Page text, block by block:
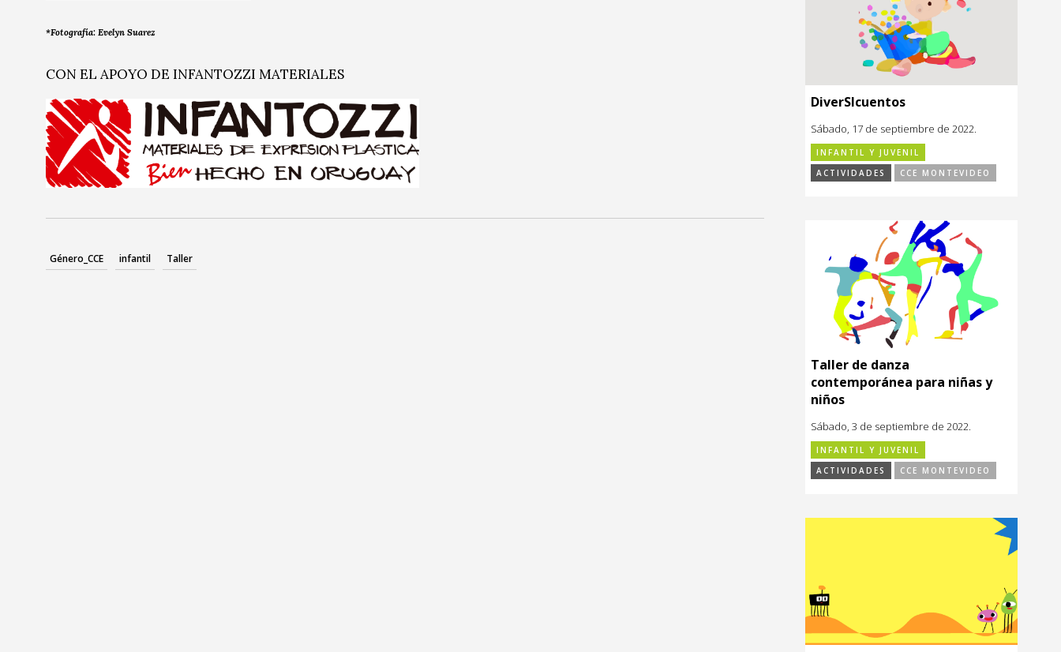
*Fotografía: Evelyn Suarez
CON EL APOYO DE INFANTOZZI MATERIALES
Género_CCE infantil Taller
DiverSIcuentos
Sábado, 17 de septiembre de 2022.
INFANTIL Y JUVENIL
ACTIVIDADES
CCE MONTEVIDEO
Taller de danza
contemporánea para niñas y
niños
Sábado, 3 de septiembre de 2022.
INFANTIL Y JUVENIL
ACTIVIDADES
CCE MONTEVIDEO